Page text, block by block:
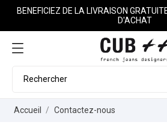
BENEFICIEZ DE LA LIVRAISON
D'ACHAT
Accueil Contactez-nous